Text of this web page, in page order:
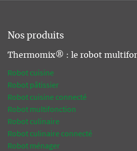
Nos produits
Thermomix® : le robot
Robot cuisine
Robot pâtissier
Robot cuisine connecté
Robot multifonction
Robot culinaire
Robot culinaire connecté
Robot ménager